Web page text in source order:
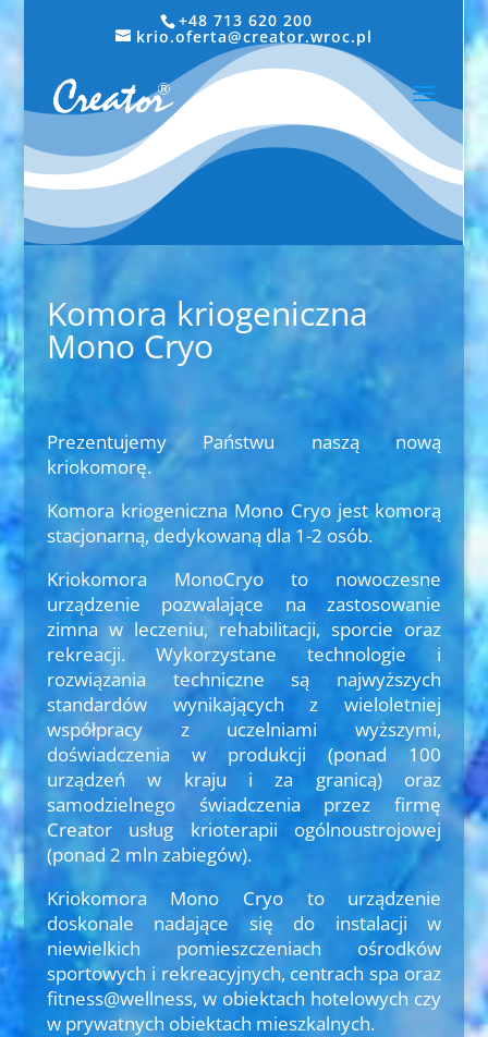
+48 713 620 200
krio.oferta@creator.wroc.pl
Komora kriogeniczna
Mono Cryo
Prezentujemy Państwu naszą nową
kriokomorę.
Komora kriogeniczna Mono Cryo jest komorą
stacjonarną, dedykowaną dla 1-2 osób.
Kriokomora MonoCryo to nowoczesne
urządzenie pozwalające na zastosowanie
zimna w leczeniu, rehabilitacji, sporcie oraz
rekreacji. Wykorzystane technologie i
rozwiązania techniczne są najwyższych
standardów wynikających z wieloletniej
współpracy z uczelniami wyższymi,
doświadczenia w produkcji (ponad 100
urządzeń w kraju i za granicą) oraz
samodzielnego świadczenia przez firmę
Creator usług krioterapii ogólnoustrojowej
(ponad 2 mln zabiegów).
Kriokomora Mono Cryo to urządzenie
doskonale nadające się do instalacji w
niewielkich pomieszczeniach ośrodków
sportowych i rekreacyjnych, centrach spa oraz
fitness@wellness, w obiektach hotelowych czy
w prywatnych obiektach mieszkalnych.